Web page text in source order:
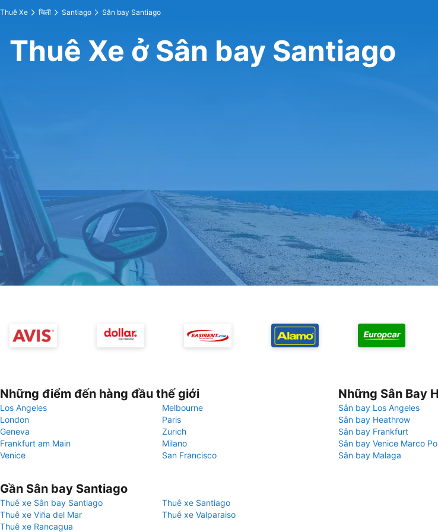
Thuê Xe चिली Santiago Sân bay Santiago
Thuê Xe ở Sân bay Santiago
Những điểm đến hàng đầu thế giới
Los Angeles
Melbourne
London
Paris
Geneva
Zurich
Frankfurt am Main
Milano
Venice
San Francisco
Những Sân Bay
Sân bay Los Angeles
Sân bay Heathrow
Sân bay Frankfurt
Sân bay Venice Marco
Sân bay Malaga
Gần Sân bay Santiago
Thuê xe Sân bay Santiago
Thuê xe Santiago
Thuê xe Viña del Mar
Thuê xe Valparaiso
Thuê xe Rancagua